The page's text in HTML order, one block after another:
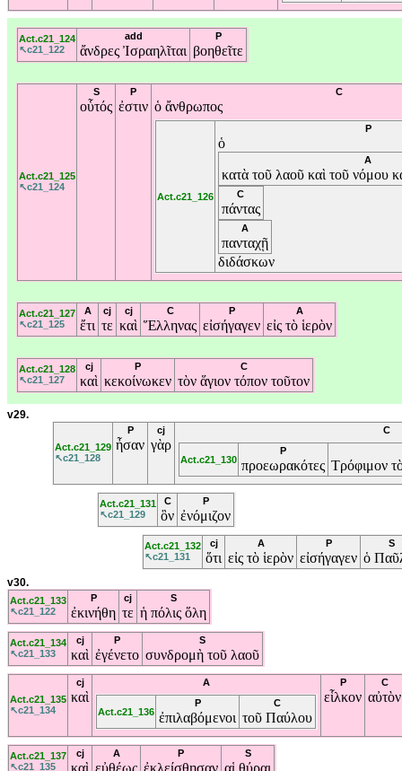
Act.c21_124
↖c21_122
add
ἄνδρες Ἰσραηλῖται
P
βοηθεῖτε
Act.c21_125
↖c21_124
S
οὗτός
P
ἐστιν
C
ὁ ἄνθρωπος
Act.c21_126
P
ὁ
A
κατὰ τοῦ λαοῦ καὶ τοῦ νόμου
C
πάντας
A
πανταχῇ
διδάσκων
Act.c21_127
↖c21_125
A
ἔτι
cj
τε
cj
καὶ
C
Ἕλληνας
P
εἰσήγαγεν
A
εἰς τὸ ἱερὸν
Act.c21_128
↖c21_127
cj
καὶ
P
κεκοίνωκεν
C
τὸν ἅγιον τόπον τοῦτον
v29.
Act.c21_129
↖c21_128
P
ἦσαν
cj
γὰρ
C
Act.c21_130
P
προεωρακότες Τρόφιμον
Act.c21_131
↖c21_129
C
ὃν
P
ἐνόμιζον
Act.c21_132
↖c21_131
cj
ὅτι
A
εἰς τὸ ἱερὸν
P
εἰσήγαγεν
S
ὁ
v30.
Act.c21_133
↖c21_122
P
ἐκινήθη
cj
τε
S
ἡ πόλις ὅλη
Act.c21_134
↖c21_133
cj
καὶ
P
ἐγένετο
S
συνδρομὴ τοῦ λαοῦ
Act.c21_135
↖c21_134
cj
καὶ
A
Act.c21_136
P
ἐπιλαβόμενοι
C
τοῦ Παύλου
P
εἷλκον
C
αὐτὸν
Act.c21_137
↖c21_135
cj
καὶ
A
εὐθέως
P
ἐκλείσθησαν
S
αἱ θύραι